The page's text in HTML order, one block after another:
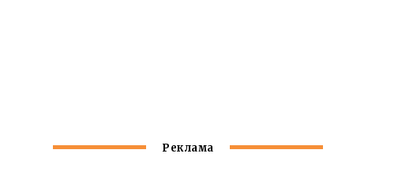
Реклама